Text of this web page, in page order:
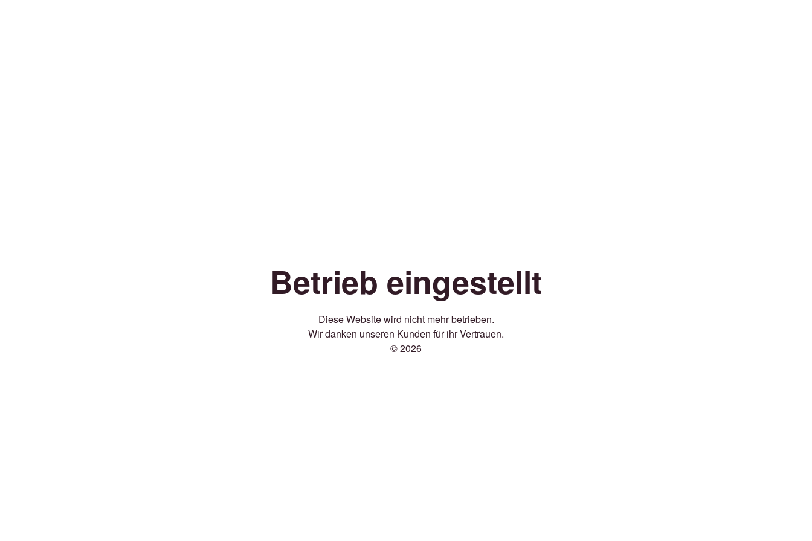
Betrieb eingestellt
Diese Website wird nicht mehr betrieben.
Wir danken unseren Kunden für ihr Vertrauen.
© 2026